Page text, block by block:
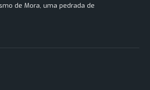
de Mora, uma pedrada de